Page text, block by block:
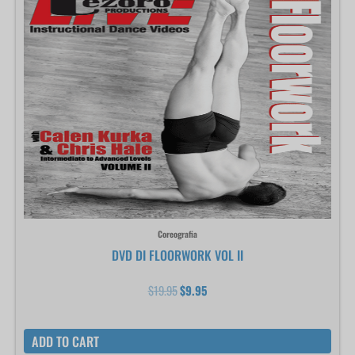
Coreografia
DVD DI FLOORWORK VOL II
$19.95
era:
$19.95.
$9.95
è:
$9.95.
ADD TO CART